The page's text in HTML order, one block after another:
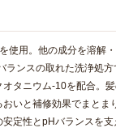
使用。他の成分を溶解
ランスの取れた洗浄処
タニウム-10を配合。
いと補修効果でまと
定性とpHバランスを